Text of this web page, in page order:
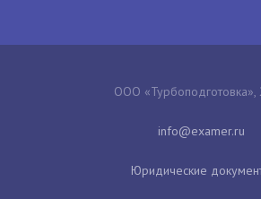
ООО «Турбоподготовка»,
Юридические